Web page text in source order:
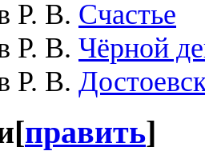
Р. В. Счастье
Р. В. Чёрной
Р. В.
[править]